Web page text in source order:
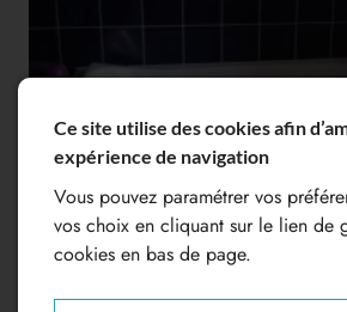
Ce site utilise des cookies afin
expérience de navigation
Vous pouvez paramétrer vos
vos choix en cliquant sur le lien de
cookies en bas de page.